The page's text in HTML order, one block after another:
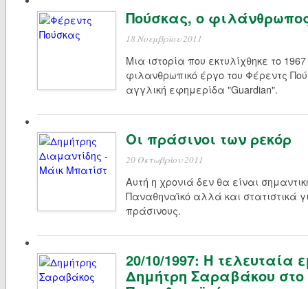
Πούσκας, ο
18 Νοεμβρίου 2011
Μια ιστορία που εκτυλίχθηκε το
φιλανθρωπικό έργο του Φέρεντς
αγγλική εφημερίδα "Guardian".
Οι πράσινοι των ρεκόρ
20 Οκτωβρίου 2011
Αυτή η χρονιά δεν θα είναι
Παναθηναϊκό αλλά και στατιστικά
πράσινους.
20/10/1997: Η τελευταία
Δημήτρη Σαραβάκου